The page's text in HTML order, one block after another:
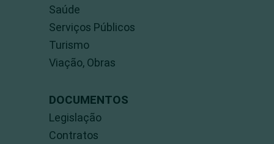
Saúde
Serviços Públicos
Turismo
Viação, Obras
DOCUMENTOS
Legislação
Contratos